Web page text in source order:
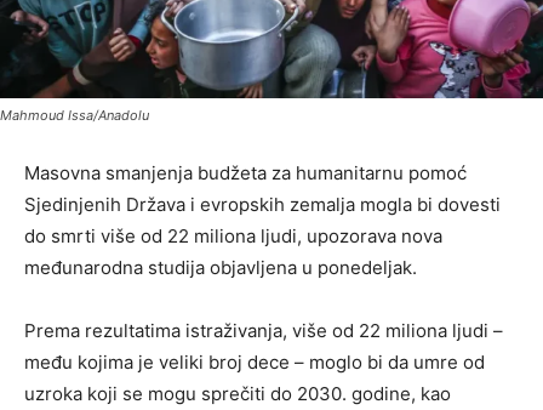
Mahmoud Issa/Anadolu
Masovna smanjenja budžeta za humanitarnu pomoć
Sjedinjenih Država i evropskih zemalja mogla bi dovesti
do smrti više od 22 miliona ljudi, upozorava nova
međunarodna studija objavljena u ponedeljak.
Prema rezultatima istraživanja, više od 22 miliona ljudi –
među kojima je veliki broj dece – moglo bi da umre od
uzroka koji se mogu sprečiti do 2030. godine, kao